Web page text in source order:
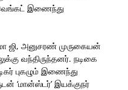
வெங்கட் இணைந்து
ஜி, அனுசரண் முருகையன்
வந்திருந்தனர். நடிகை
புகழும் இணைந்து
‘மான்ஸ்டர்’ இயக்குநர்